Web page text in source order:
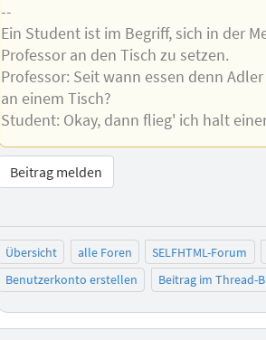
--
Ein Student ist im Begriff, sich in der
Professor an den Tisch zu setzen.
Professor: Seit wann essen denn
an einem Tisch?
Student: Okay, dann flieg' ich halt
Beitrag melden
Übersicht alle Foren
SELFHTML-Forum
Benutzerkonto erstellen
Beitrag im Thread-